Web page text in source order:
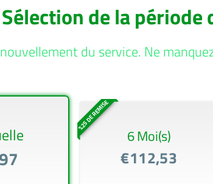
Sélection de la période
du service. Ne
%25 DE REMISE
6 Moi(s)
€112,53